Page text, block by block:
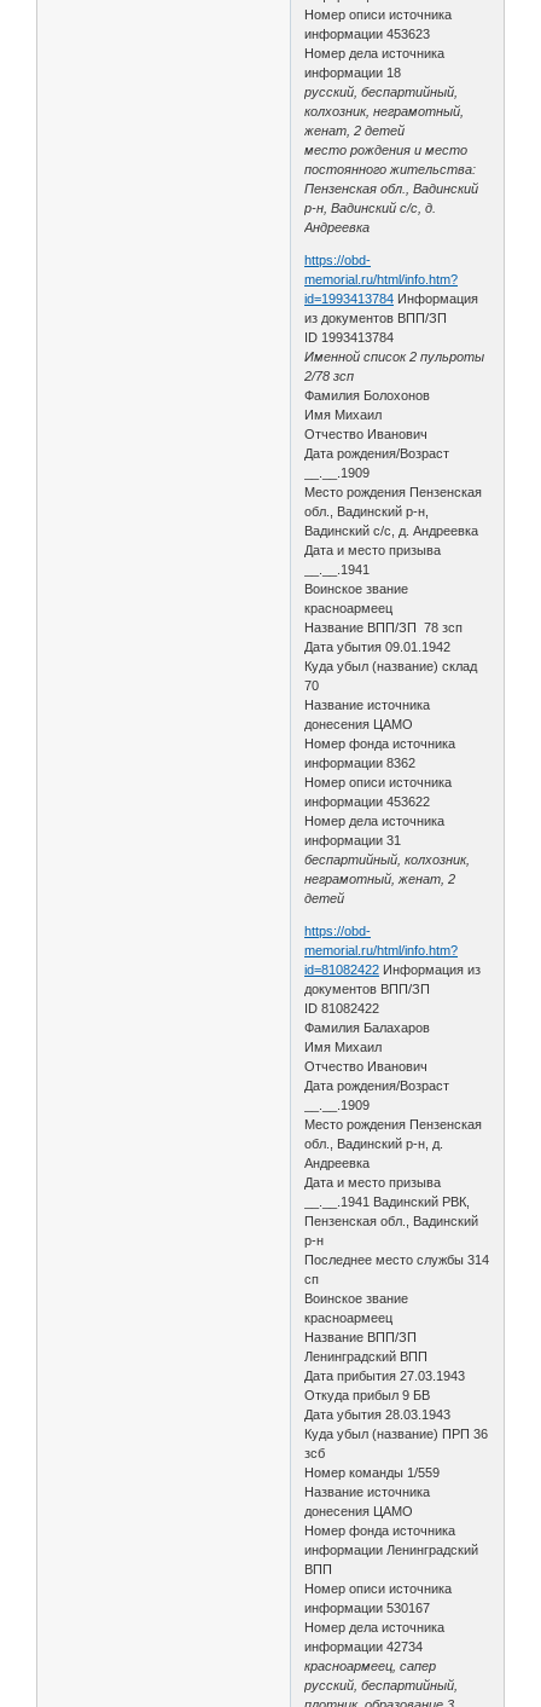
Номер описи источника
информации 453623
Номер дела источника
информации 18
русский, беспартийный,
колхозник, неграмотный,
женат, 2 детей
место рождения и место
постоянного жительства:
Пензенская обл., Вадинский
р-н, Вадинский с/с, д.
Андреевка
https://obd-
memorial.ru/html/info.htm?
id=1993413784 Информация
из документов ВПП/ЗП
ID 1993413784
Именной список 2 пульроты
2/78 зсп
Фамилия Болохонов
Имя Михаил
Отчество Иванович
Дата рождения/Возраст
__.__.1909
Место рождения Пензенская
обл., Вадинский р-н,
Вадинский с/с, д. Андреевка
Дата и место призыва
__.__.1941
Воинское звание
красноармеец
Название ВПП/ЗП 78 зсп
Дата убытия 09.01.1942
Куда убыл (название) склад
70
Название источника
донесения ЦАМО
Номер фонда источника
информации 8362
Номер описи источника
информации 453622
Номер дела источника
информации 31
беспартийный, колхозник,
неграмотный, женат, 2
детей
https://obd-
memorial.ru/html/info.htm?
id=81082422 Информация из
документов ВПП/ЗП
ID 81082422
Фамилия Балахаров
Имя Михаил
Отчество Иванович
Дата рождения/Возраст
__.__.1909
Место рождения Пензенская
обл., Вадинский р-н, д.
Андреевка
Дата и место призыва
__.__.1941 Вадинский РВК,
Пензенская обл., Вадинский
р-н
Последнее место службы 314
сп
Воинское звание
красноармеец
Название ВПП/ЗП
Ленинградский ВПП
Дата прибытия 27.03.1943
Откуда прибыл 9 БВ
Дата убытия 28.03.1943
Куда убыл (название) ПРП 36
зсб
Номер команды 1/559
Название источника
донесения ЦАМО
Номер фонда источника
информации Ленинградский
ВПП
Номер описи источника
информации 530167
Номер дела источника
информации 42734
красноармеец, сапер
русский, беспартийный,